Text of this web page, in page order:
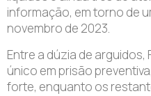
informação, em torno de
novembro de 2023.
Entre a dúzia de arguidos,
único em prisão
forte, enquanto os